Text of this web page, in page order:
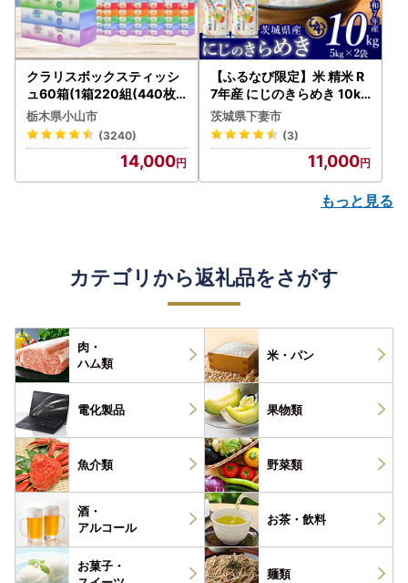
クラリスボックスティッシ
ュ60箱(1箱220組(440枚))
(5個入り×12セット)【配送
不可地域：離島・沖縄県】
【1256759】
栃木県小山市
(3240)
14,000
【ふるなび限定】米 精米 R
7年産 にじのきらめき 10kg
10月 FN-Limited-PR
茨城県下妻市
(3)
11,000
もっと見る
カテゴリから返礼品をさがす
肉・
ハム類
米・パン
電化製品 果物類
魚介類 野菜類
酒・
アルコール
お茶・ 飲料
お菓子・
麺類